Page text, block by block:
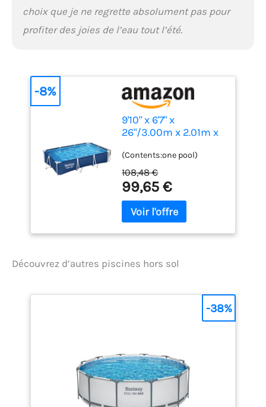
choix que je ne regrette absolument pas pour
profiter des joies de l’eau tout l’été.
9'10" x 6'7" x
26"/3.00m x 2.01m x
(Contents:one pool)
108,48 €
99,65 €
-8%
Découvrez d’autres piscines hors sol
-38%